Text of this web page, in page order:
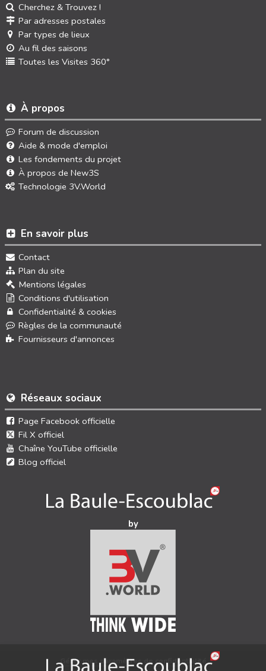
Réseaux sociaux
Page Facebook officielle
Fil X officiel
Chaîne YouTube officielle
Blog officiel
En savoir plus
Contact
Plan du site
Mentions légales
Conditions d'utilisation
Confidentialité & cookies
Règles de la communauté
Fournisseurs d'annonces
Cherchez & Trouvez !
Par adresses postales
Par types de lieux
Au fil des saisons
Toutes les Visites 360°
À propos
Forum de discussion
Aide & mode d'emploi
Les fondements du projet
À propos de New3S
Technologie 3V.World
by
Gérer mes paramètres de confidentialité